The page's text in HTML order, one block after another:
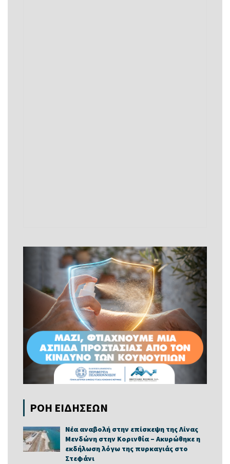
ΡΟΗ ΕΙΔΗΣΕΩΝ
Νέα αναβολή στην επίσκεψη της Λίνας
Μενδώνη στην Κορινθία – Ακυρώθηκε η
εκδήλωση λόγω της πυρκαγιάς στο
Στεφάνι